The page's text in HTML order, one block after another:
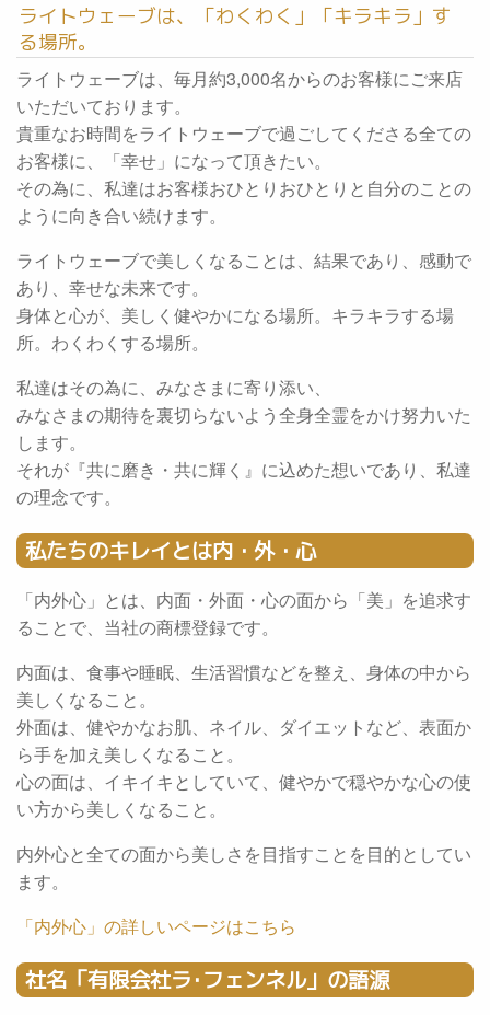
ライトウェーブは、「わくわく」「キラキラ」す
る場所。
ライトウェーブは、毎月約3,000名からのお客様にご来店
いただいております。
貴重なお時間をライトウェーブで過ごしてくださる全ての
お客様に、「幸せ」になって頂きたい。
その為に、私達はお客様おひとりおひとりと自分のことの
ように向き合い続けます。
ライトウェーブで美しくなることは、結果であり、感動で
あり、幸せな未来です。
身体と心が、美しく健やかになる場所。キラキラする場
所。わくわくする場所。
私達はその為に、みなさまに寄り添い、
みなさまの期待を裏切らないよう全身全霊をかけ努力いた
します。
それが『共に磨き・共に輝く』に込めた想いであり、私達
の理念です。
私たちのキレイとは内・外・心
「内外心」とは、内面・外面・心の面から「美」を追求す
ることで、当社の商標登録です。
内面は、食事や睡眠、生活習慣などを整え、身体の中から
美しくなること。
外面は、健やかなお肌、ネイル、ダイエットなど、表面か
ら手を加え美しくなること。
心の面は、イキイキとしていて、健やかで穏やかな心の使
い方から美しくなること。
内外心と全ての面から美しさを目指すことを目的としてい
ます。
「内外心」の詳しいページはこちら
社名「有限会社ラ･フェンネル」の語源